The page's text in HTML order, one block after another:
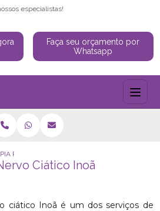
especialistas!
Faça seu orçamento por
Whatsapp
PARA NERVO CIÁTICO INOÃ
Ciático Inoã
ciático Inoã é um dos serviços de